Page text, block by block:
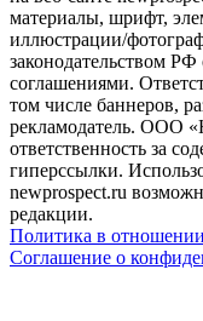
материалы, шрифт,
иллюстрации/
законодательством
соглашениями.
том числе баннеров,
рекламодатель. ООО
ответственность за
гиперссылки.
newprospect.ru
редакции.
Политика в
Соглашение о